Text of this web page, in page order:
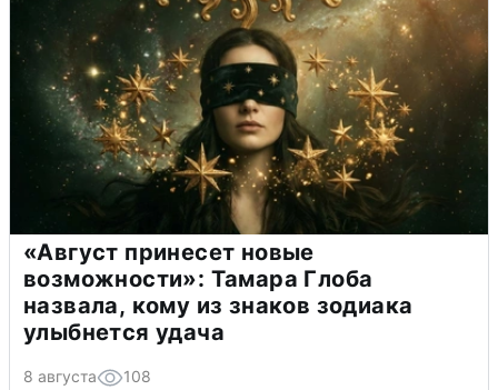
«Август принесет новые
возможности»: Тамара Глоба
назвала, кому из знаков зодиака
улыбнется удача
8 августа 108